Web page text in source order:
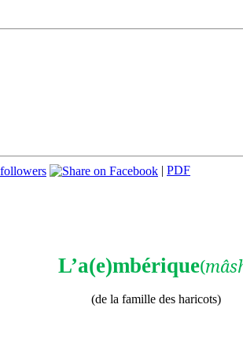
| PDF
L’a(e)mbérique(
(de la famille des haricots)